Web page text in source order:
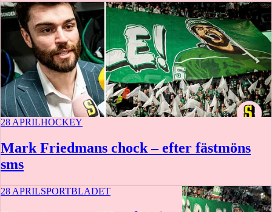
28 APRILHOCKEY
Mark Friedmans chock – efter fästmöns
sms
28 APRILSPORTBLADET